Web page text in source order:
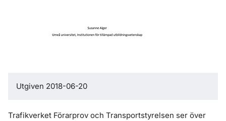
Utgiven 2018-06-20
Trafikverket Förarprov och Transportstyrelsen ser över